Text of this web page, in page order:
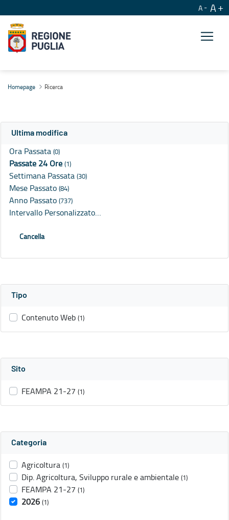
A A
Homepage Ricerca
Ultima modifica
Ora Passata (0)
Passate 24 Ore (1)
Settimana Passata (30)
Mese Passato (84)
Anno Passato (737)
Intervallo Personalizzato…
Cancella
Tipo
Contenuto Web (1)
Sito
FEAMPA 21-27 (1)
Categoria
Agricoltura (1)
Dip. Agricoltura, Sviluppo rurale e ambientale (1)
FEAMPA 21-27 (1)
2026 (1)